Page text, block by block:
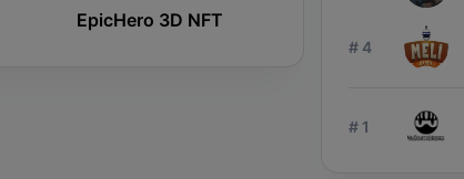
EpicHero 3D NFT Kingdom Karnage
# 4
# 1